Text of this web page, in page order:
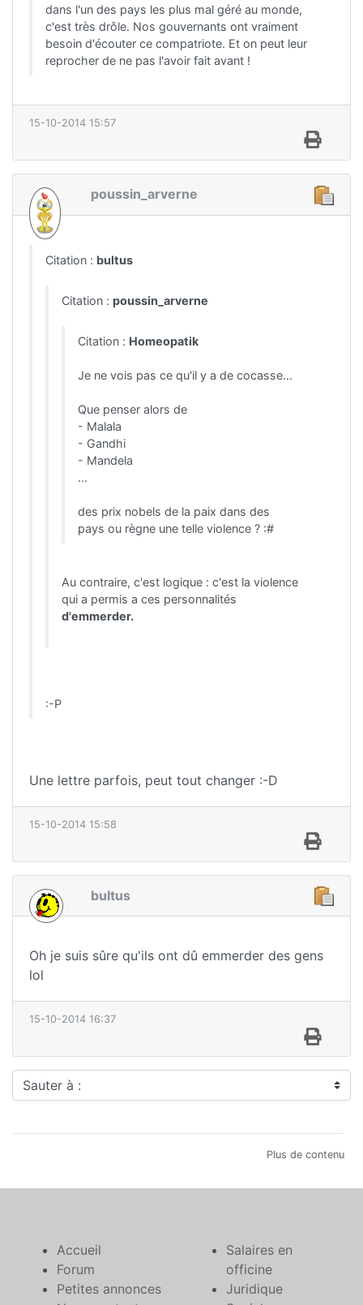
dans l'un des pays les plus mal géré au monde,
c'est très drôle. Nos gouvernants ont vraiment
besoin d'écouter ce compatriote. Et on peut leur
reprocher de ne pas l'avoir fait avant !
15-10-2014 15:57
poussin_arverne
Citation : bultus
Citation : poussin_arverne
Citation : Homeopatik
Je ne vois pas ce qu'il y a de cocasse...
Que penser alors de
- Malala
- Gandhi
- Mandela
...
des prix nobels de la paix dans des
pays ou règne une telle violence ? :#
Au contraire, c'est logique : c'est la violence
qui a permis a ces personnalités
d'emmerder.
:-P
Une lettre parfois, peut tout changer :-D
15-10-2014 15:58
bultus
Oh je suis sûre qu'ils ont dû emmerder des gens
lol
15-10-2014 16:37
Sauter à :
Plus de contenu
Accueil
Forum
Petites annonces
Salaires en
officine
Juridique